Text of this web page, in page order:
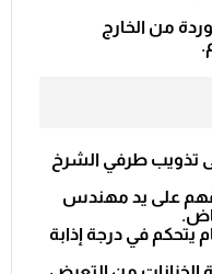
من الخارج
تذويب طرفي الشرخ
على يد مهندس
.
يتحكم في درجة إذابة